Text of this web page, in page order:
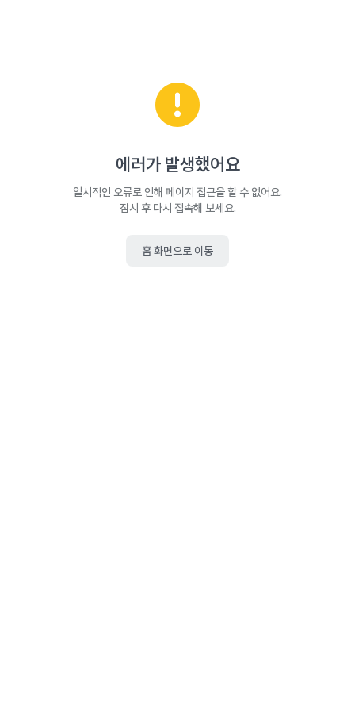
에러가 발생했어요
일시적인 오류로 인해 페이지 접근을 할 수 없어요.
잠시 후 다시 접속해 보세요.
홈 화면으로 이동